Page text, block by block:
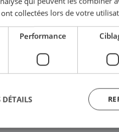
140 131
collectées lors de votre
Performance
DÉTAILS